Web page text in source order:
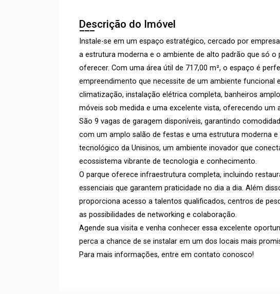
Descrição do Imóvel
Instale-se em um espaço estratégico, cercado por
a estrutura moderna e o ambiente de alto padrão que só
oferecer. Com uma área útil de 717,00 m², o espaço é
empreendimento que necessite de um ambiente funcional
climatização, instalação elétrica completa, banheiros
móveis sob medida e uma excelente vista, oferecendo um
São 9 vagas de garagem disponíveis, garantindo
com um amplo salão de festas e uma estrutura moderna e
tecnológico da Unisinos, um ambiente inovador que
ecossistema vibrante de tecnologia e conhecimento.
O parque oferece infraestrutura completa, incluindo
essenciais que garantem praticidade no dia a dia. Além
proporciona acesso a talentos qualificados, centros de
as possibilidades de networking e colaboração.
Agende sua visita e venha conhecer essa excelente
perca a chance de se instalar em um dos locais mais
Para mais informações, entre em contato conosco!